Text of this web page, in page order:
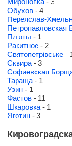
Мироновка - 3
Обухов - 4
Переяслав-
Петропавловская
Плюты - 1
Ракитное - 2
Святопетрівське -
Сквира - 3
Софиевская
Тараща - 1
Узин - 1
Фастов - 11
Шкаровка - 1
Яготин - 3